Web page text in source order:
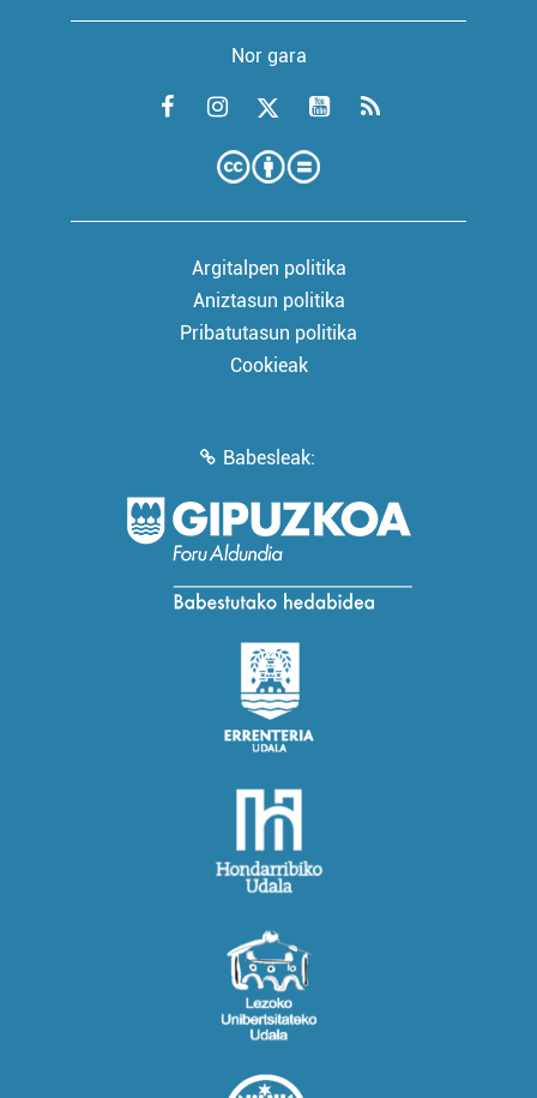
Nor gara
Argitalpen politika
Aniztasun politika
Pribatutasun politika
Cookieak
Babesleak: